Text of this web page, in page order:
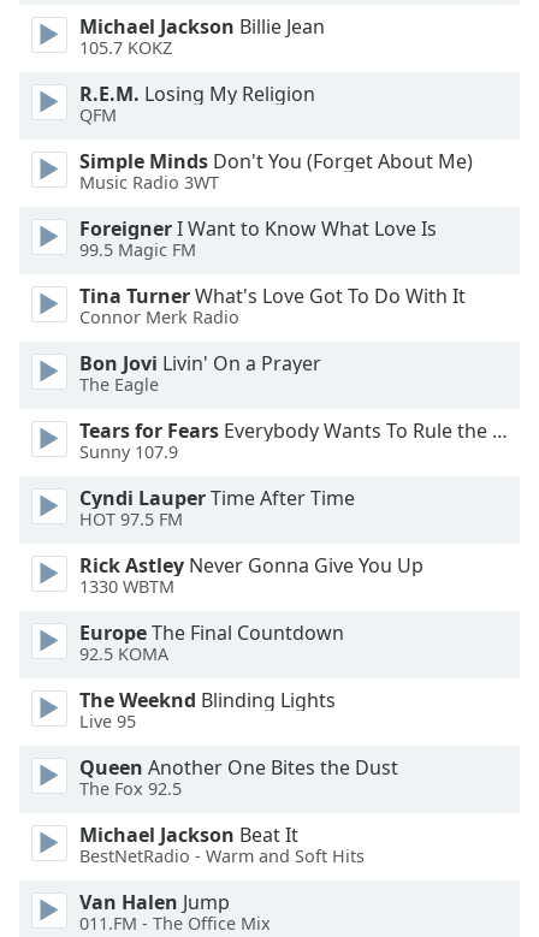
Beginning
dialog
window.
Escape
close
window.
Color
Opacity
Background
Color
Opacity
Caption
Area
Background
Michael Jackson Billie Jean
105.7 KOKZ
R.E.M. Losing My Religion
QFM
Simple Minds Don't You (Forget About Me)
Music Radio 3WT
ForeignerI Want to Know What Love Is
99.5 Magic FM
Tina TurnerWhat's Love Got To Do With It
Connor Merk Radio
Bon Jovi Livin' On a Prayer
The Eagle
Tears for Fears Everybody Wants To Rule the World
Sunny 107.9
Cyndi LauperTime After Time
HOT 97.5 FM
Rick Astley Never Gonna Give You Up
1330 WBTM
EuropeThe Final Countdown
92.5 KOMA
The Weeknd Blinding Lights
Live 95
Queen Another One Bites the Dust
The Fox 92.5
Michael Jackson Beat It
BestNetRadio - Warm and Soft Hits
Van Halen Jump
011.FM - The Office Mix